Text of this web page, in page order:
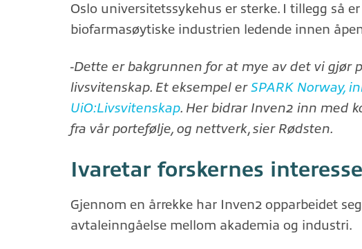
Oslo universitetssykehus er sterke. I tillegg så
biofarmasøytiske industrien ledende innen
-Dette er bakgrunnen for at mye av det vi gjør
livsvitenskap. Et eksempel erSPARK Norway,
UiO:Livsvitenskap. Her bidrar Inven2 inn med
fra vår portefølje, og nettverk,sier Rødsten.
Ivaretar forskernes
Gjennom en årrekke har Inven2 opparbeidet
avtaleinngåelse mellom akademia og industri.